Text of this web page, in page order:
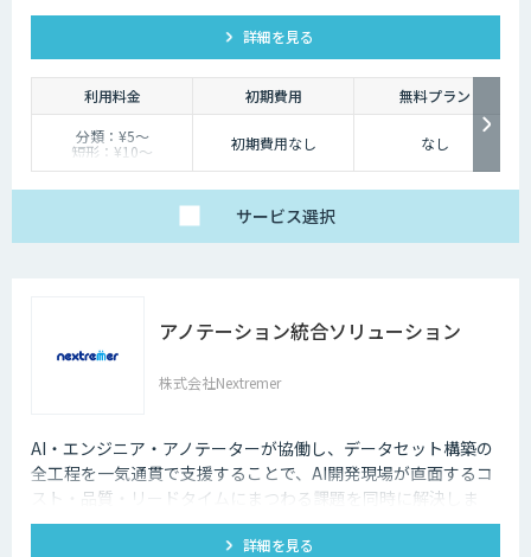
詳細を見る
利用料金 初期費用
無料プラン
分類：¥5～
短形：¥10～
キーポイント： ¥7～
初期費用なし なし
サービス選択
アノテーション統合ソリューション
株式会社Nextremer
AI・エンジニア・アノテーターが協働し、データセット構築の
全工程を一気通貫で支援することで、AI開発現場が直面するコ
スト・品質・リードタイムにまつわる課題を同時に解決しま
す。
詳細を見る